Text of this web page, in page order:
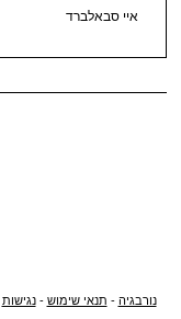
איי סבאלברד
נורבגיה - תנאי שימוש -נגישות